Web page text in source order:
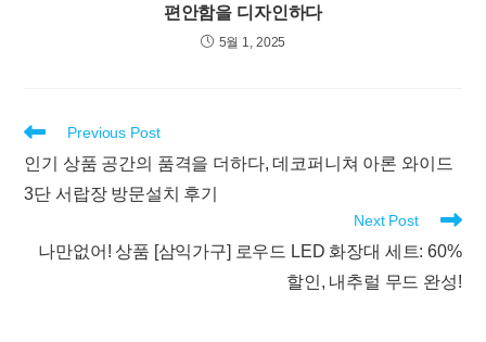
편안함을 디자인하다
5월 1, 2025
Read
articles
Previous Post
인기 상품 공간의 품격을 더하다, 데코퍼니쳐 아론 와이드
3단 서랍장 방문설치 후기
Next Post
나만없어! 상품 [삼익가구] 로우드 LED 화장대 세트: 60%
할인, 내추럴 무드 완성!